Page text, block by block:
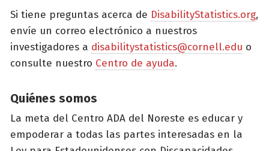
Si tiene preguntas acerca de DisabilityStatistics.org,
envíe un correo electrónico a nuestros
investigadores a disabilitystatistics@cornell.edu o
consulte nuestro Centro de ayuda.
Quiénes somos
La meta del Centro ADA del Noreste es educar y
empoderar a todas las partes interesadas en la